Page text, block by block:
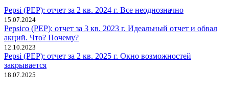
Pepsi (PEP): отчет за 2 кв. 2024 г. Все неоднозначно
15.07.2024
Pepsico (PEP): отчет за 3 кв. 2023 г. Идеальный отчет и обвал
акций. Что? Почему?
12.10.2023
Pepsi (PEP): отчет за 2 кв. 2025 г. Окно возможностей
закрывается
18.07.2025